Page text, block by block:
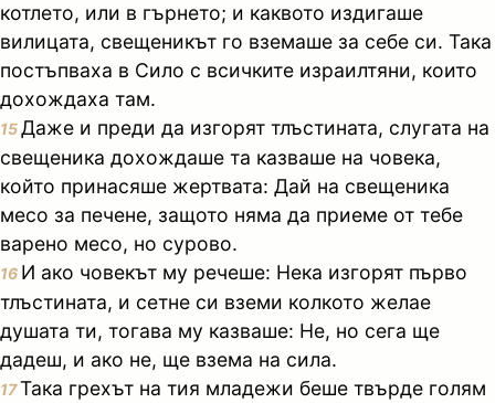
котлето, или в гърнето; и каквото издигаше
вилицата, свещеникът го вземаше за себе си. Така
постъпваха в Сило с всичките израилтяни, които
дохождаха там.
15Даже и преди да изгорят тлъстината, слугата на
свещеника дохождаше та казваше на човека,
който принасяше жертвата: Дай на свещеника
месо за печене, защото няма да приеме от тебе
варено месо, но сурово.
16 И ако човекът му речеше: Нека изгорят първо
тлъстината, и сетне си вземи колкото желае
душата ти, тогава му казваше: Не, но сега ще
дадеш, и ако не, ще взема на сила.
17Така грехът на тия младежи беше твърде голям